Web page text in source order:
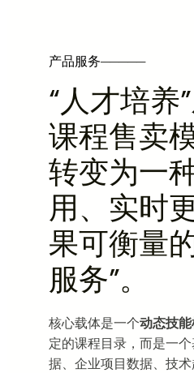
产品服务─────
“人才培养
课程售卖
转变为一
用、实时
果可衡量
服务”。
核心载体是一个动态技
定的课程目录，而是一
据、企业项目数据、技